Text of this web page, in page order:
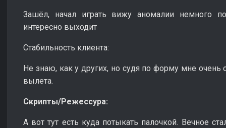
Зашёл, начал играть вижу аномалии немного
интересно выходит
Стабильность клиента:
Не знаю, как у других, но судя по форму мне очень
вылета.
Скрипты/Режессура:
А вот тут есть куда потыкать палочкой. Вечное